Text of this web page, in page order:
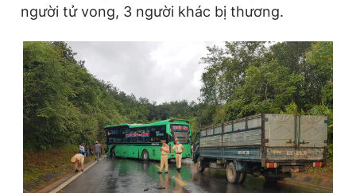
Đọc Thanh Niên trên điện thoại
người tử vong, 3 người khác bị thương.